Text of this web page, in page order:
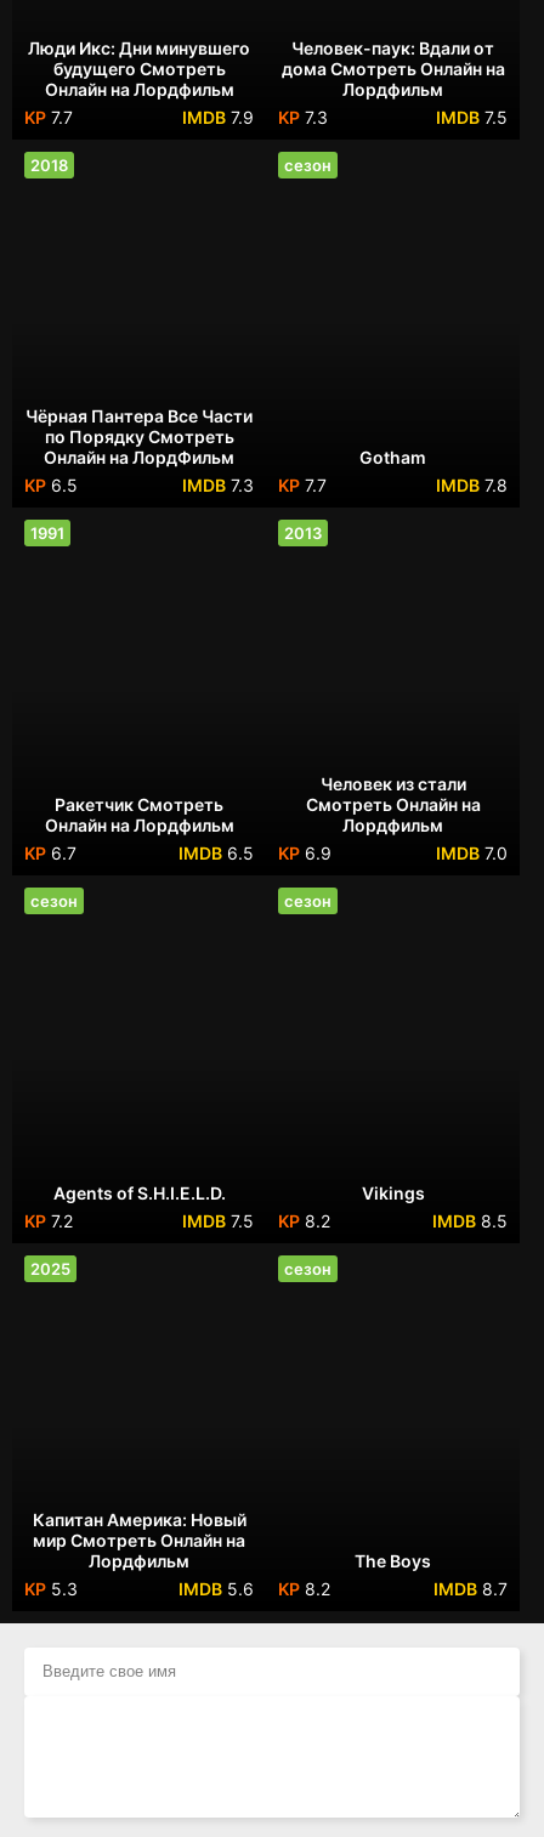
Люди Икс: Дни минувшего
будущего Смотреть
Онлайн на Лордфильм
7.7
7.9
Человек-паук: Вдали от
дома Смотреть Онлайн на
Лордфильм
7.3
7.5
Чёрная Пантера Все Части
по Порядку Смотреть
Онлайн на ЛордФильм
6.5
7.3
2018
Gotham
7.7
7.8
сезон
Ракетчик Смотреть
Онлайн на Лордфильм
6.7
6.5
1991
Человек из стали
Смотреть Онлайн на
Лордфильм
6.9
7.0
2013
Agents of S.H.I.E.L.D.
7.2
7.5
сезон
Vikings
8.2
8.5
сезон
Капитан Америка: Новый
мир Смотреть Онлайн на
Лордфильм
5.3
5.6
2025
The Boys
8.2
8.7
сезон